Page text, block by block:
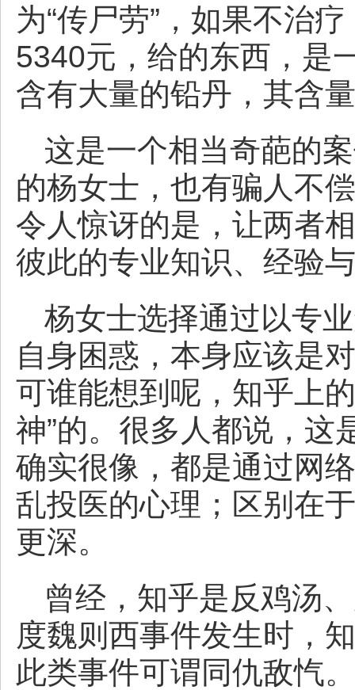
为“传尸劳”，如果不治
5340元，给的东西，是
含有大量的铅丹，其含
这是一个相当奇葩的
的杨女士，也有骗人不
令人惊讶的是，让两者
彼此的专业知识、经验
杨女士选择通过以专
自身困惑，本身应该是
可谁能想到呢，知乎上
神”的。很多人都说，这
确实很像，都是通过网
乱投医的心理；区别在
更深。
曾经，知乎是反鸡汤
度魏则西事件发生时，
此类事件可谓同仇敌忾